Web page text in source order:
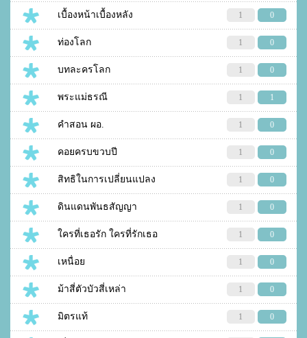
เบื้องหน้าเบื้องหลัง 1 0
ท่องโลก 1 0
บทละครโลก 1 0
พระแม่ธรณี 1 1
คำสอน ผอ. 1 0
คอยครบขวบปี 1 0
สิทธิในการเปลี่ยนแปลง 1 0
ดินแดนพันธสัญญา 1 0
ใครที่เธอรัก ใครที่รักเธอ 1 0
เหนื่อย 1 0
ม้าสี่ตัวบัวสี่เหล่า 1 0
มิตรแท้ 1 0